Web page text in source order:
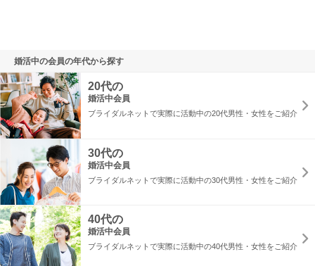
婚活中の会員の年代から探す
20代の
婚活中会員
ブライダルネットで実際に活動中の20代男性・女性をご紹介
30代の
婚活中会員
ブライダルネットで実際に活動中の30代男性・女性をご紹介
40代の
婚活中会員
ブライダルネットで実際に活動中の40代男性・女性をご紹介